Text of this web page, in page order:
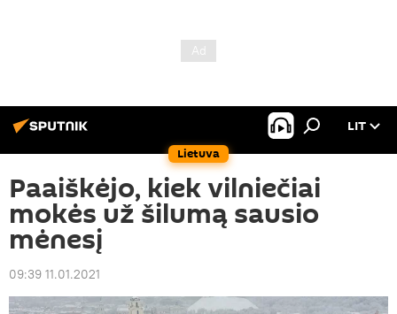
Lietuva
LIT
Paaiškėjo, kiek vilniečiai
mokės už šilumą sausio
mėnesį
09:39 11.01.2021